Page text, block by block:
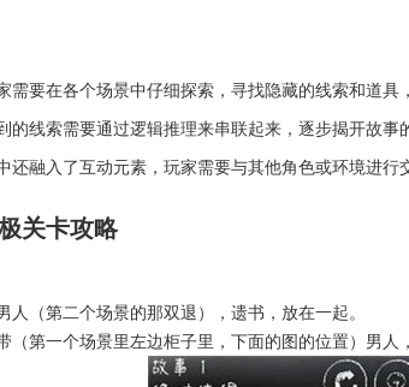
需要在各个场景中仔细探索，寻找隐藏的线索和道具
的线索需要通过逻辑推理来串联起来，逐步揭开故事
还融入了互动元素，玩家需要与其他角色或环境进行
关卡攻略
人（第二个场景的那双退），遗书，放在一起。
（第一个场景里左边柜子里，下面的图的位置）男人